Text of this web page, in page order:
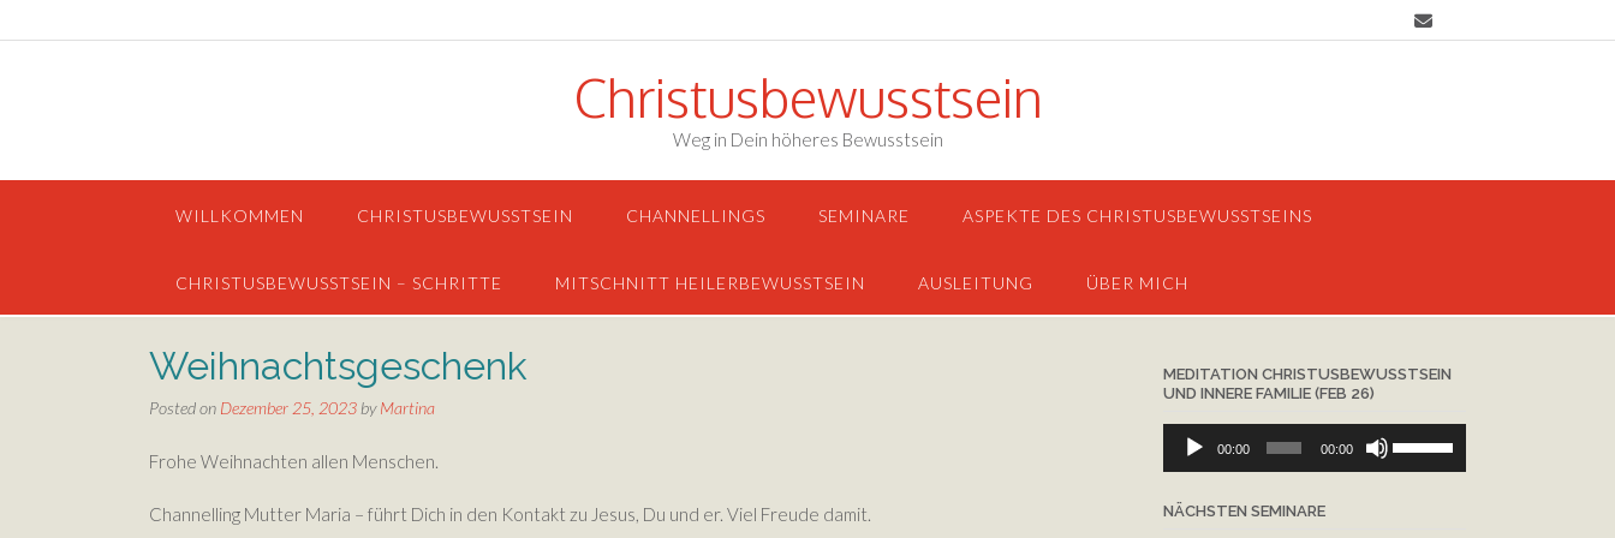
to
Christusbewusstsein
Weg in Dein höheres Bewusstsein
WILLKOMMEN CHRISTUSBEWUSSTSEIN CHANNELLINGS SEMINARE ASPEKTE DES CHRISTUSBEWUSSTSEINS
CHRISTUSBEWUSSTSEIN – SCHRITTE MITSCHNITT HEILERBEWUSSTSEIN AUSLEITUNG ÜBER MICH
Weihnachtsgeschenk
Posted on Dezember 25, 2023 byMartina
Frohe Weihnachten allen Menschen.
Channelling Mutter Maria – führt Dich in den Kontakt zu Jesus, Du und er. Viel Freude damit.
MEDITATION CHRISTUSBEWUSSTSEIN
UND INNERE FAMILIE (FEB 26)
Audio-
Player
00:00 00:00
NÄCHSTEN SEMINARE